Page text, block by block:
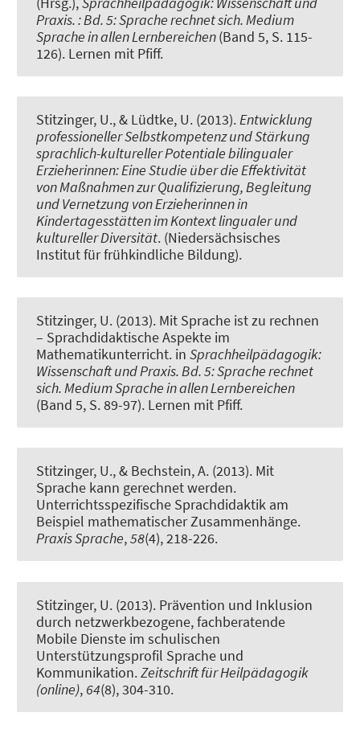
Praxis. : Bd. 5: Sprache rechnet sich. Medium
Sprache in allen Lernbereichen(Band 5, S. 115-
126). Lernen mit Pfiff.
Stitzinger, U., & Lüdtke, U. (2013).Entwicklung
professioneller Selbstkompetenz und Stärkung
sprachlich-kultureller Potentiale bilingualer
Erzieherinnen: Eine Studie über die Effektivität
von Maßnahmen zur Qualifizierung, Begleitung
und Vernetzung von Erzieherinnen in
Kindertagesstätten im Kontext lingualer und
kultureller Diversität. (Niedersächsisches
Institut für frühkindliche Bildung).
Stitzinger, U. (2013). Mit Sprache ist zu rechnen
– Sprachdidaktische Aspekte im
Mathematikunterricht. in Sprachheilpädagogik:
Wissenschaft und Praxis. Bd. 5: Sprache rechnet
sich. Medium Sprache in allen Lernbereichen
(Band 5, S. 89-97). Lernen mit Pfiff.
Stitzinger, U., & Bechstein, A. (2013). Mit
Sprache kann gerechnet werden.
Unterrichtsspezifische Sprachdidaktik am
Beispiel mathematischer Zusammenhänge.
Praxis Sprache,58(4), 218-226.
Stitzinger, U. (2013). Prävention und Inklusion
durch netzwerkbezogene, fachberatende
Mobile Dienste im schulischen
Unterstützungsprofil Sprache und
Kommunikation.Zeitschrift für Heilpädagogik
(online), 64(8), 304-310.